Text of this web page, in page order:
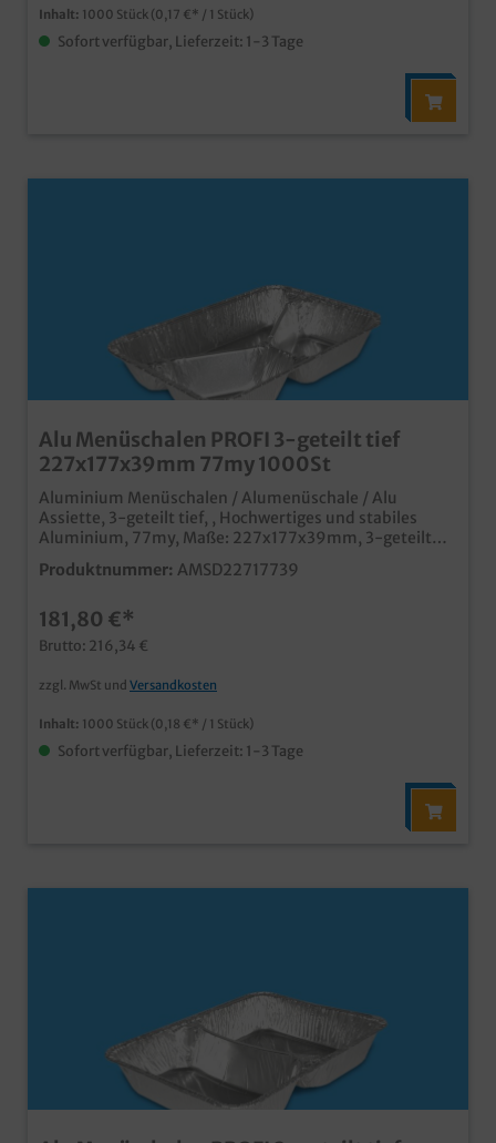
Inhalt: 1000 Stück (0,17 €* / 1 Stück)
Sofort verfügbar, Lieferzeit: 1-3 Tage
Alu Menüschalen PROFI 3-geteilt tief
227x177x39mm 77my 1000St
Aluminium Menüschalen / Alumenüschale / Alu
Assiette, 3-geteilt tief, , Hochwertiges und stabiles
Aluminium, 77my, Maße: 227x177x39mm, 3-geteilt
1000 Stück im Karton unsere extra starke Profi
Variante für den Einsatz in Verschließmaschinen und
Menüdienst und Gastroservice tiefe Ausführung für
größere Portionen passende Deckel in verschiedenen
Designs und Materialien erhältlich Maschinenfest und
stapelbar
Produktnummer: AMSD22717739
181,80 €*
Brutto: 216,34 €
zzgl. MwSt und Versandkosten
Inhalt: 1000 Stück (0,18 €* / 1 Stück)
Sofort verfügbar, Lieferzeit: 1-3 Tage